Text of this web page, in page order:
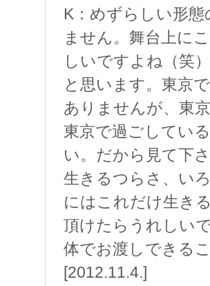
K：めずらしい形
ません。舞台上に
しいですよね（笑
と思います。東京
ありませんが、東
東京で過ごしてい
い。だから見て下
生きるつらさ、い
にはこれだけ生き
頂けたらうれしい
体でお渡しできる
[2012.11.4.]